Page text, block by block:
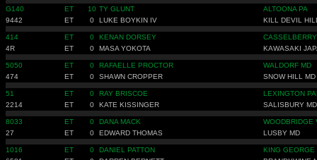
G140 ET 10 TY GLUNT
ALTOONA PA
9442
ET 0 LUKE BOYKIN IV KILL DEVIL
414 ET 0 KENAN DORSEY
4R
ET 0 MASA YOKOTA KAWASAKI
5050 ET 0 RAFAELLE PROCTOR
WALDORF MD
474
ET 0 SHAWN CROPPER SNOW HILL MD
51 ET 0 RAY BRISCOE
LEXINGTON
2214
ET 0 KATE KISSINGER SALISBURY MD
8033 ET 0 DANA MACK
WOODBRIDGE
27
ET 0 EDWARD THOMAS LUSBY MD
1016 ET 0 DANIEL PATTON
KING GEORGE